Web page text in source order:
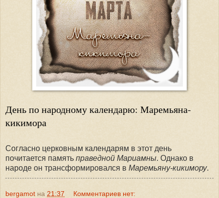
День по народному календарю: Маремьяна-
кикимора
Согласно церковным календарям в этот день
почитается память праведной Мариамны. Однако в
народе он трансформировался в Маремьяну-кикимору.
bergamot на 21:37 Комментариев нет: